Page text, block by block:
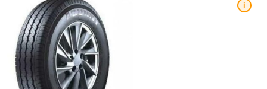
i